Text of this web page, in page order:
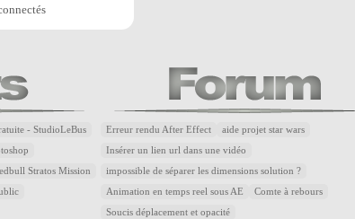
- StudioLeBus
Stratos Mission
Erreur rendu After Effect aide projet star wars
Insérer un lien url dans une vidéo
impossible de séparer les dimensions solution ?
Animation en temps reel sous AE Comte à rebours
Soucis déplacement et opacité